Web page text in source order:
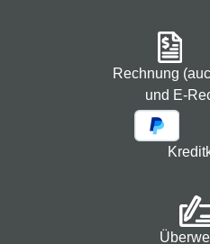
Rechnung
und E-